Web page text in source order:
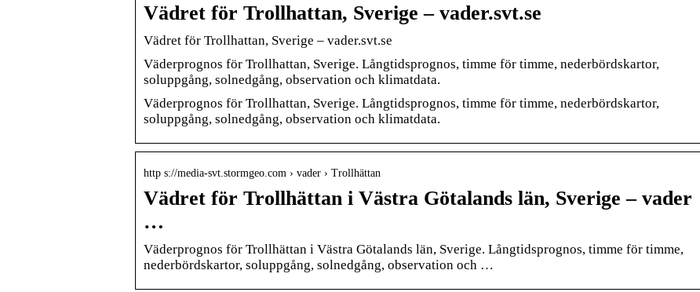
Vädret för Trollhattan, Sverige – vader.svt.se
Vädret för Trollhattan, Sverige – vader.svt.se
Väderprognos för Trollhattan, Sverige. Långtidsprognos, timme för timme, nederbördskartor,
soluppgång, solnedgång, observation och klimatdata.
Väderprognos för Trollhattan, Sverige. Långtidsprognos, timme för timme, nederbördskartor,
soluppgång, solnedgång, observation och klimatdata.
http s://media-svt.stormgeo.com › vader › Trollhättan
Vädret för Trollhättan i Västra Götalands län, Sverige – vader
…
Väderprognos för Trollhättan i Västra Götalands län, Sverige. Långtidsprognos, timme för timme,
nederbördskartor, soluppgång, solnedgång, observation och …